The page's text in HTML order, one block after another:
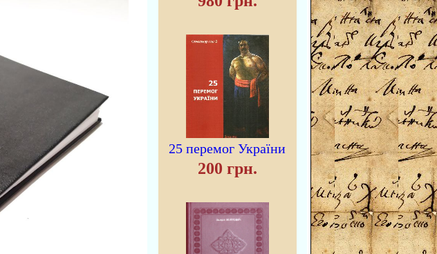
25 перемог України
200 грн.